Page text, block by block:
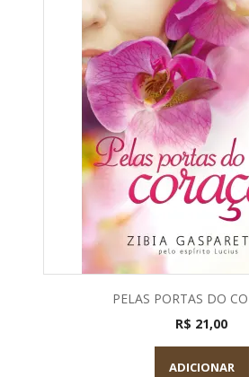
PELAS PORTAS DO
R$ 21,00
ADICIONAR